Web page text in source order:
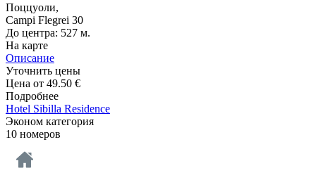
Поццуоли,
Campi Flegrei 30
До центра: 527 м.
На карте
Описание
Уточнить цены
Цена от 49.50 €
Подробнее
Hotel Sibilla Residence
Эконом категория
10 номеров